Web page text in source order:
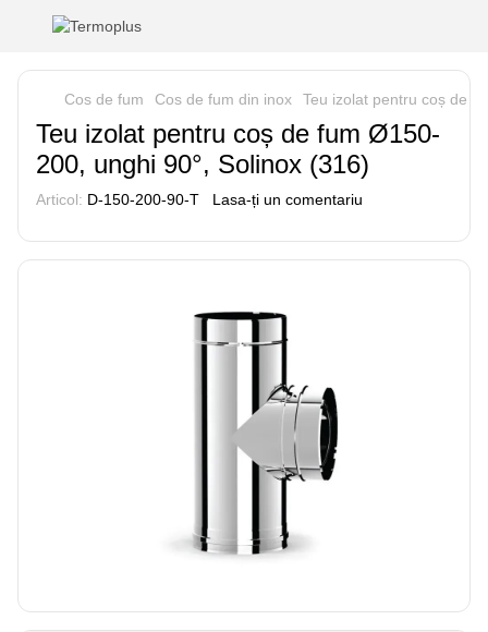
Cos de fum Cos de fum din inox Teu izolat pentru coș de
Teu izolat pentru coș de fum Ø150-
200, unghi 90°, Solinox (316)
Articol: D-150-200-90-T Lasa-ți un comentariu